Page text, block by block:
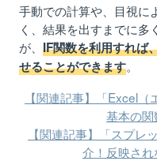
手動での計算や、目視に
く、結果を出すまでに
が、 IF関数を利用すれば
せることができます。
【関連記事】「Excel
基本の関
【関連記事】「スプレ
介！反映され